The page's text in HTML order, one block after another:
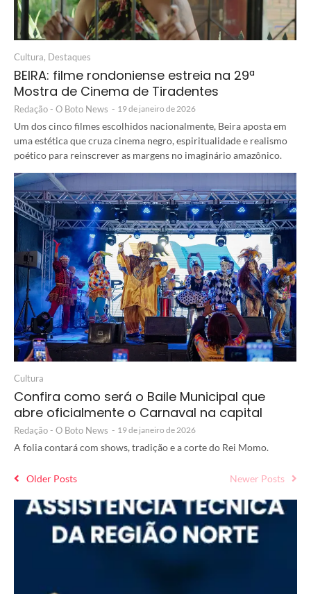
Cultura, Destaques
BEIRA: filme rondoniense estreia na 29ª
Mostra de Cinema de Tiradentes
Redação - O Boto News - 19 de janeiro de 2026
Um dos cinco filmes escolhidos nacionalmente, Beira aposta em
uma estética que cruza cinema negro, espiritualidade e realismo
poético para reinscrever as margens no imaginário amazônico.
Cultura
Confira como será o Baile Municipal que
abre oficialmente o Carnaval na capital
Redação - O Boto News - 19 de janeiro de 2026
A folia contará com shows, tradição e a corte do Rei Momo.
Older Posts Newer Posts